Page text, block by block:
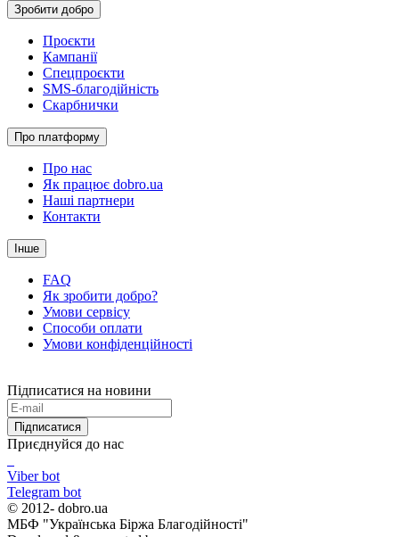
Зробити добро
Проєкти
Кампанії
Спецпроєкти
SMS-благодійність
Скарбнички
Про платформу
Про нас
Як працює dobro.ua
Наші партнери
Контакти
Інше
FAQ
Як зробити добро?
Умови сервісу
Способи оплати
Умови конфіденційності
Підписатися на новини
Підписатися
Приєднуйся до нас
Viber bot
Telegram bot
© 2012- dobro.ua
МБФ "Українська Біржа Благодійності"